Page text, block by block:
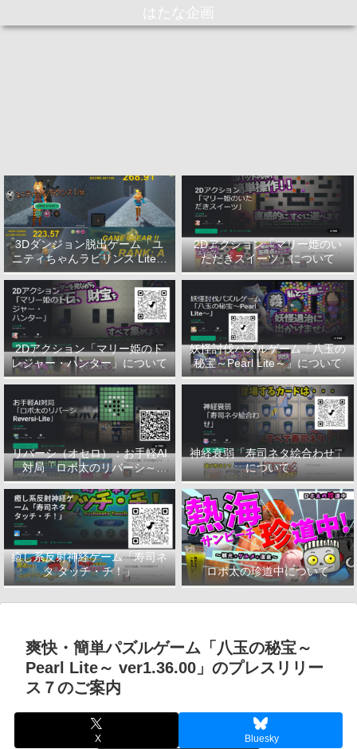
はたな企画
3Dダンジョン脱出ゲーム「ユ
ニティちゃんラビリンス Lite」
について
2Dアクション「マリー姫のい
ただきスイーツ」について
2Dアクション「マリー姫のト
レジャー・ハンター」について
妖怪討伐パズルゲーム「八玉の
秘宝～Pearl Lite～」について
リバーシ（オセロ）：お手軽AI
対局「ロボ太のリバーシ～
Reversi-Lite～」について
神経衰弱「寿司ネタ絵合わせ」
について
癒し系反射神経ゲーム「寿司ネ
タ タッチ・チ！」
ロボ太の珍道中について
爽快・簡単パズルゲーム「八玉の秘宝～
Pearl Lite～ ver1.36.00」のプレスリリー
ス７のご案内
X Bluesky